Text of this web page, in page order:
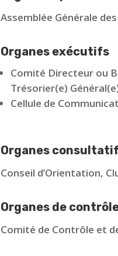
Assemblée Générale
Organes exécutifs
Comité Directeur ou
Trésorier(e)
Cellule de
Organes
Conseil d’Orientation,
Organes de
Comité de Contrôle et